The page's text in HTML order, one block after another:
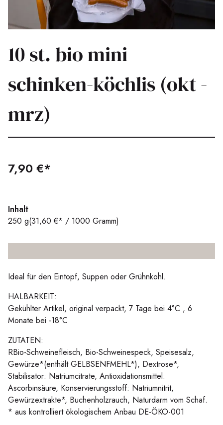
10 st. bio mini
schinken-köchlis (okt -
mrz)
7,90 €*
Inhalt
250 g(31,60 €* / 1000 Gramm)
Ideal für den Eintopf, Suppen oder Grühnkohl.
HALBARKEIT:
Gekühlter Artikel, original verpackt, 7 Tage bei 4°C , 6
Monate bei -18°C
ZUTATEN:
RBio-Schweinefleisch, Bio-Schweinespeck, Speisesalz,
Gewürze*(enthält GELBSENFMEHL*), Dextrose*,
Stabilisator: Natriumcitrate, Antioxidationsmittel:
Ascorbinsäure, Konservierungsstoff: Natriumnitrit,
Gewürzextrakte*, Buchenholzrauch, Naturdarm vom Schaf.
* aus kontrolliert ökologischem Anbau DE-ÖKO-001